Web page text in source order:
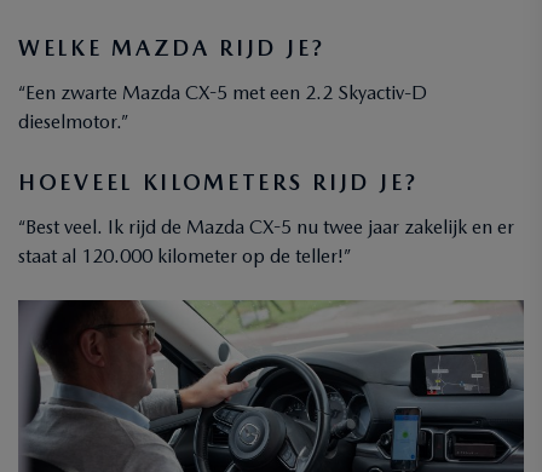
WELKE MAZDA RIJD JE?
“Een zwarte Mazda CX-5 met een 2.2 Skyactiv-D
dieselmotor.”
HOEVEEL KILOMETERS RIJD JE?
“Best veel. Ik rijd de Mazda CX-5 nu twee jaar zakelijk en er
staat al 120.000 kilometer op de teller!”